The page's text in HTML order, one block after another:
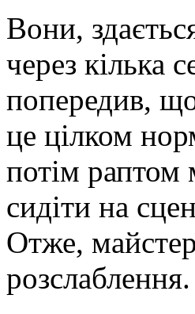
Вони,
через кілька
попередив,
це цілком
потім раптом
сидіти на
Отже,
розслаблення.